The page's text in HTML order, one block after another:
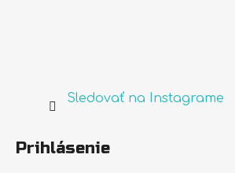
Sledovať na Instagrame
Prihlásenie